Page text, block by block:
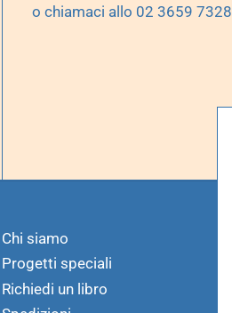
o chiamaci allo 02 3659 7328
Chi siamo
Progetti speciali
Richiedi un libro